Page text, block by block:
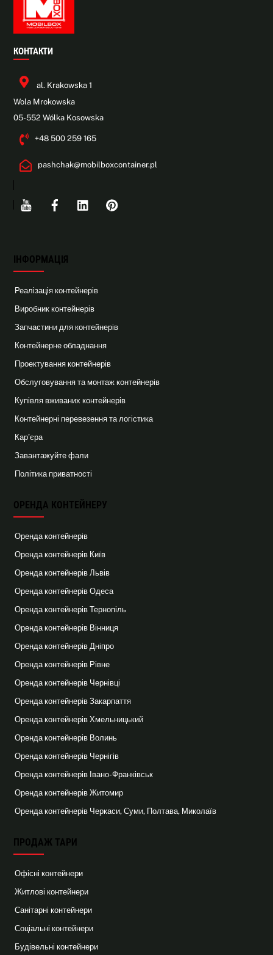
КОНТАКТИ
al. Krakowska 1
Wola Mrokowska
05-552 Wólka Kosowska
+48 500 259 165
pashchak@mobilboxcontainer.pl
Youtube Linkedin
ІНФОРМАЦІЯ
Реалізація контейнерів
Виробник контейнерів
Запчастини для контейнерів
Контейнерне обладнання
Проектування контейнерів
Обслуговування та монтаж контейнерів
Купівля вживаних контейнерів
Контейнерні перевезення та логістика
Кар’єра
Завантажуйте фали
Політика приватності
ОРЕНДА КОНТЕЙНЕРУ
Оренда контейнерів
Оренда контейнерів Київ
Оренда контейнерів Львів
Оренда контейнерів Одеса
Оренда контейнерів Тернопіль
Оренда контейнерів Вінниця
Оренда контейнерів Дніпро
Оренда контейнерів Рівне
Оренда контейнерів Чернівці
Оренда контейнерів Закарпаття
Оренда контейнерів Хмельницький
Оренда контейнерів Волинь
Оренда контейнерів Чернігів
Оренда контейнерів Івано-Франківськ
Оренда контейнерів Житомир
Оренда контейнерів Черкаси, Суми, Полтава, Миколаїв
ПРОДАЖ ТАРИ
Офісні контейнери
Житлові контейнери
Санітарні контейнери
Соціальні контейнери
Будівельні контейнери